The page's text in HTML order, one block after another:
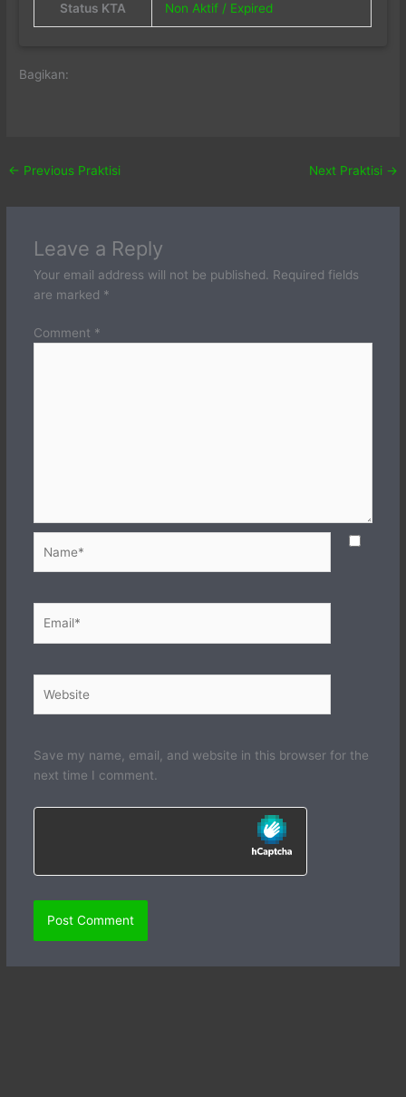
Status KTA Non Aktif / Expired
Bagikan:
← Previous Praktisi Next Praktisi →
Leave a Reply
Your email address will not be published.
Required fields
are marked *
Comment *
Save my name, email, and website in this browser for the
next time I comment.